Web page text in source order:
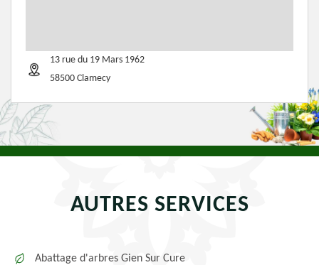
13 rue du 19 Mars 1962
58500 Clamecy
AUTRES SERVICES
Abattage d'arbres Gien Sur Cure